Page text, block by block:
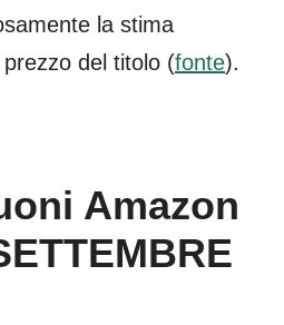
la stima
prezzo del titolo (fonte).
Amazon